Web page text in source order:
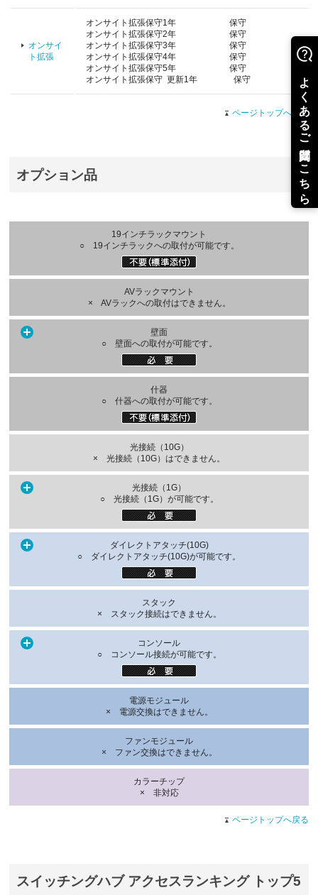
オンサイ
ト拡張
オンサイト拡張保守1年 保守
オンサイト拡張保守2年 保守
オンサイト拡張保守3年 保守
オンサイト拡張保守4年 保守
オンサイト拡張保守5年 保守
オンサイト拡張保守 更新1年 保守
ページトップへ戻る
オプション品
19インチラックマウント
○ 19インチラックへの取付が可能です。
AVラックマウント
× AVラックへの取付はできません。
壁面
○ 壁面への取付が可能です。
什器
○ 什器への取付が可能です。
光接続（10G）
× 光接続（10G）はできません。
光接続（1G）
○ 光接続（1G）が可能です。
ダイレクトアタッチ(10G)
○ ダイレクトアタッチ(10G)が可能です。
スタック
× スタック接続はできません。
コンソール
○ コンソール接続が可能です。
電源モジュール
× 電源交換はできません。
ファンモジュール
× ファン交換はできません。
カラーチップ
× 非対応
ページトップへ戻る
スイッチングハブ アクセスランキング トップ5